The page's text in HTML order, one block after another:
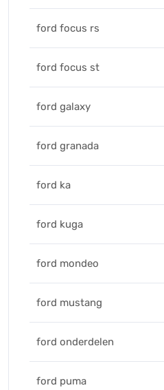
ford focus rs
ford focus st
ford galaxy
ford granada
ford ka
ford kuga
ford mondeo
ford mustang
ford onderdelen
ford puma